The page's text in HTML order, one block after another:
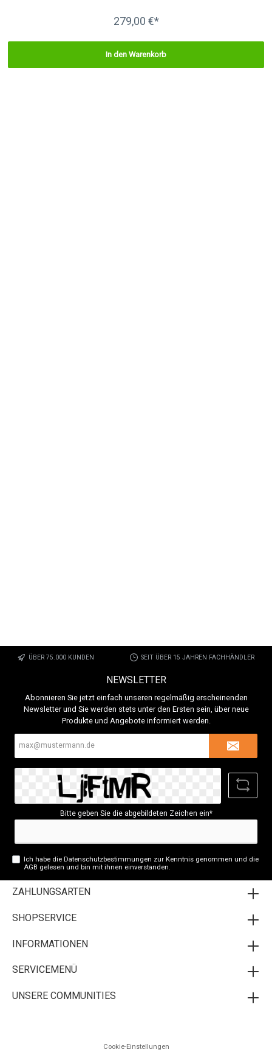
279,00 €*
In den Warenkorb
ÜBER 75.000 KUNDEN SEIT ÜBER 15 JAHREN FACHHÄNDLER
NEWSLETTER
Abonnieren Sie jetzt einfach unseren regelmäßig erscheinenden
Newsletter und Sie werden stets unter den Ersten sein, über neue
Produkte und Angebote informiert werden.
Bitte geben Sie die abgebildeten Zeichen ein*
Ich habe dieDatenschutzbestimmungen zur Kenntnis genommen und die
AGB gelesen und bin mit ihnen einverstanden.
ZAHLUNGSARTEN
SHOPSERVICE
INFORMATIONEN
SERVICEMENÜ
UNSERE COMMUNITIES
Cookie-Einstellungen